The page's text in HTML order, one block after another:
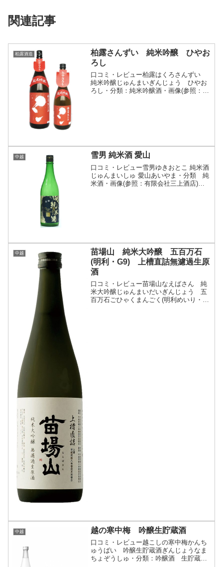
関連記事
柏露酒造
柏露さんずい 純米吟醸 ひやお
ろし
口コミ・レビュー柏露はくろさんずい
純米吟醸じゅんまいぎんじょう ひやお
ろし・分類：純米吟醸酒・画像(参照：柏
中越 雪男 純米酒 愛山
口コミ・レビュー雪男ゆきおとこ 純米酒
じゅんまいしゅ 愛山あいやま・分類 純
米酒・画像(参照：有限会社三上酒店)商
中越
苗場山 純米大吟醸 五百万石
(明利・G9) 上槽直詰無濾過生原
酒
口コミ・レビュー苗場山なえばさん 純
米大吟醸じゅんまいだいぎんじょう 五
百万石ごひゃくまんごく(明利めいり・
中越 越の寒中梅 吟醸生貯蔵酒
口コミ・レビュー越こしの寒中梅かんち
ゅうばい 吟醸生貯蔵酒ぎんじょうなま
ちょぞうしゅ・分類：吟醸酒 生貯蔵